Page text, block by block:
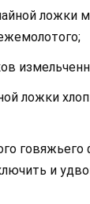
ложки
ложки
и